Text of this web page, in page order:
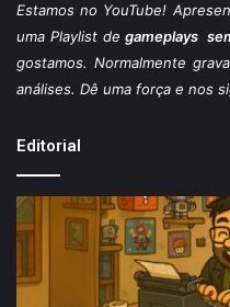
Estamosno YouTube!
uma Playlist de gameplays
gostamos. Normalmente
análises. Dê uma força e nos
Editorial